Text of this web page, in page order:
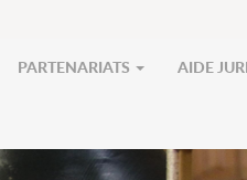
PARTENARIATS AIDE